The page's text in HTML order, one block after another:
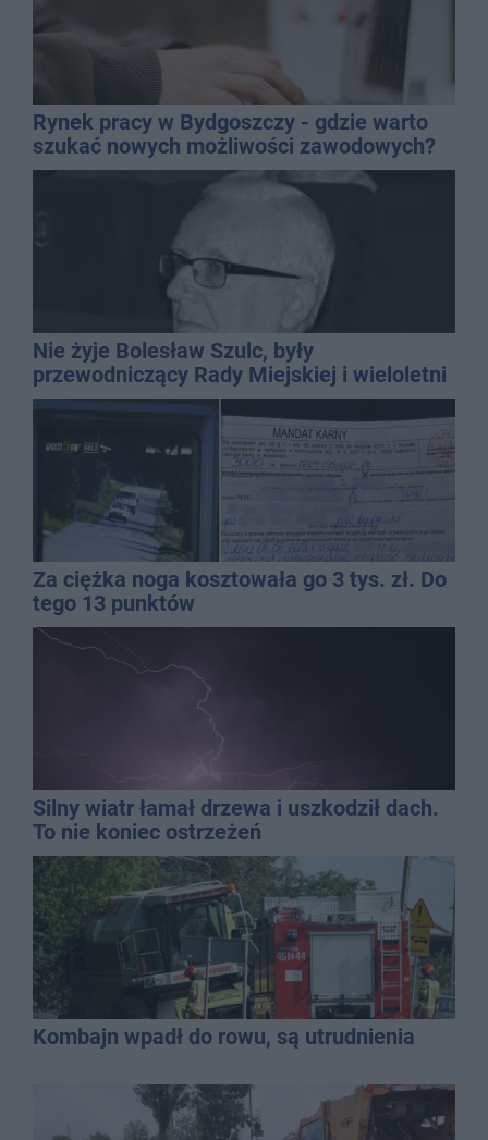
Rynek pracy w Bydgoszczy - gdzie warto
szukać nowych możliwości zawodowych?
Nie żyje Bolesław Szulc, były
przewodniczący Rady Miejskiej i wieloletni
dyrektor SP 14
Za ciężka noga kosztowała go 3 tys. zł. Do
tego 13 punktów
Silny wiatr łamał drzewa i uszkodził dach.
To nie koniec ostrzeżeń
Kombajn wpadł do rowu, są utrudnienia